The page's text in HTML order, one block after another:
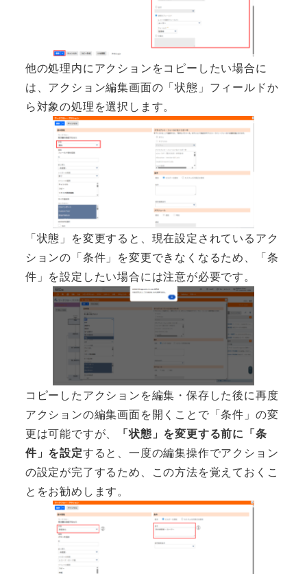
他の処理内にアクションをコピーしたい場合に
は、アクション編集画面の「状態」フィールドか
ら対象の処理を選択します。
「状態」を変更すると、現在設定されているアク
ションの「条件」を変更できなくなるため、「条
件」を設定したい場合には注意が必要です。
コピーしたアクションを編集・保存した後に再度
アクションの編集画面を開くことで「条件」の変
更は可能ですが、
「状態」を変更する前に「条
件」を設定すると、一度の編集操作でアクション
の設定が完了するため、この方法を覚えておくこ
とをお勧めします。